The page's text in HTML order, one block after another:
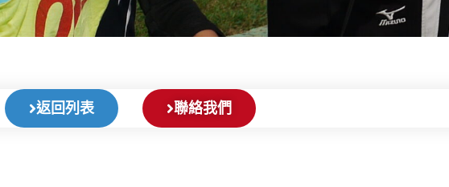
返回列表 聯絡我們